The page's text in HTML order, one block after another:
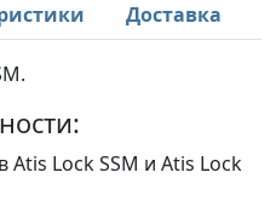
Доставка
Atis Lock SSM и Atis Lock